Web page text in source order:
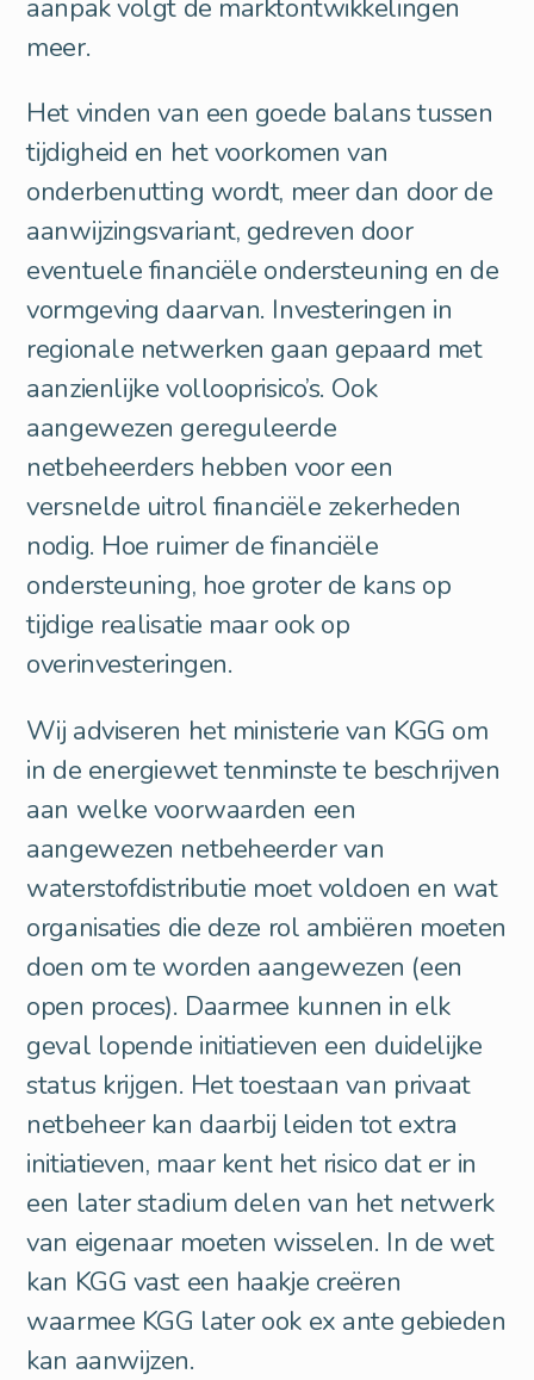
aanpak volgt de marktontwikkelingen
meer.
Het vinden van een goede balans tussen
tijdigheid en het voorkomen van
onderbenutting wordt, meer dan door de
aanwijzingsvariant, gedreven door
eventuele financiële ondersteuning en de
vormgeving daarvan. Investeringen in
regionale netwerken gaan gepaard met
aanzienlijke vollooprisico’s. Ook
aangewezen gereguleerde
netbeheerders hebben voor een
versnelde uitrol financiële zekerheden
nodig. Hoe ruimer de financiële
ondersteuning, hoe groter de kans op
tijdige realisatie maar ook op
overinvesteringen.
Wij adviseren het ministerie van KGG om
in de energiewet tenminste te beschrijven
aan welke voorwaarden een
aangewezen netbeheerder van
waterstofdistributie moet voldoen en wat
organisaties die deze rol ambiëren moeten
doen om te worden aangewezen (een
open proces). Daarmee kunnen in elk
geval lopende initiatieven een duidelijke
status krijgen. Het toestaan van privaat
netbeheer kan daarbij leiden tot extra
initiatieven, maar kent het risico dat er in
een later stadium delen van het netwerk
van eigenaar moeten wisselen. In de wet
kan KGG vast een haakje creëren
waarmee KGG later ook ex ante gebieden
kan aanwijzen.